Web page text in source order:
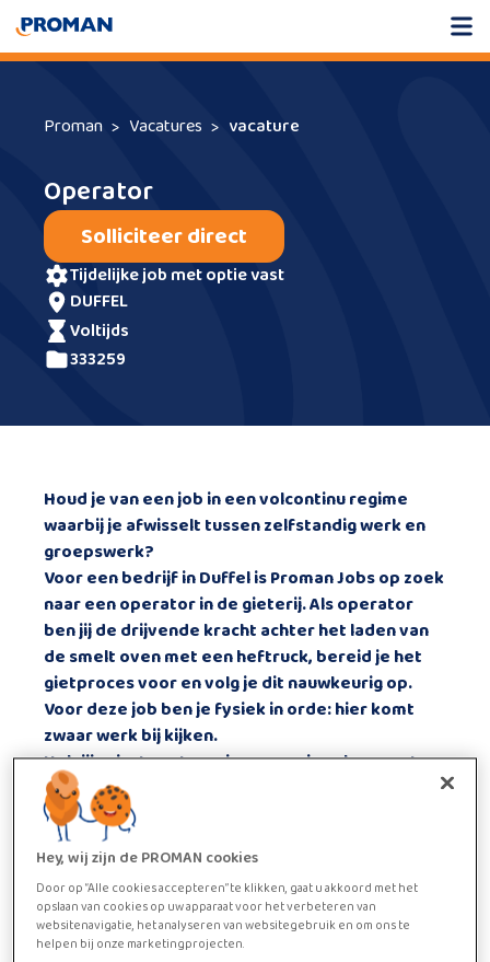
Proman Vacatures vacature
Operator
Solliciteer direct
tijdelijke job met optie vast
DUFFEL
voltijds
333259
Houd je van een job in een volcontinu regime
waarbij je afwisselt tussen zelfstandig werk en
groepswerk?
Voor een bedrijf inDuffelis Proman Jobs op zoek
naar eenoperator in de gieterij. Als operator
ben jij de drijvende kracht achter het laden van
de smelt oven met een heftruck, bereid je het
gietproces voor en volg je dit nauwkeurig op.
Voor deze job ben je fysiekin orde: hier komt
zwaar werkbij kijken.
Heb jij minstenstwee jaar ervaringals operator
en bezit jij technisch inzicht?
Ideaal, jij bent de kandidaat die we zoeken!
Wij bieden je collegiale werksfeer aan met veel
humor en open communicatie, veel
doorgroeimogelijkheden
EN eenloondat kan oplopen tot29,05euro
bruto per uur.
Hey, wij zijn de PROMAN cookies
Door op “Alle cookies accepteren” te klikken, gaat u akkoord met het
opslaan van cookies op uw apparaat voor het verbeteren van
websitenavigatie, het analyseren van websitegebruik en om ons te
helpen bij onze marketingprojecten.